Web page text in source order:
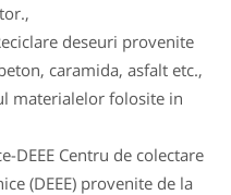
deseuri provenite
caramida, asfalt etc.,
materialelor folosite in
DEEE Centru de colectare
(DEEE) provenite de la